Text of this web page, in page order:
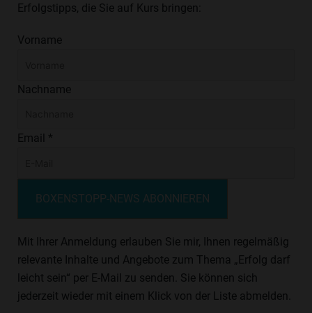
Erfolgstipps, die Sie auf Kurs bringen:
Vorname
Nachname
Email *
BOXENSTOPP-NEWS ABONNIEREN
Mit Ihrer Anmeldung erlauben Sie mir, Ihnen regelmäßig
relevante Inhalte und Angebote zum Thema „Erfolg darf
leicht sein“ per E-Mail zu senden. Sie können sich
jederzeit wieder mit einem Klick von der Liste abmelden.